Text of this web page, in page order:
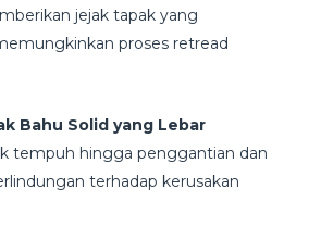
jejak tapak yang
proses retread
Bahu Solid yang Lebar
tempuh hingga penggantian dan
terhadap kerusakan